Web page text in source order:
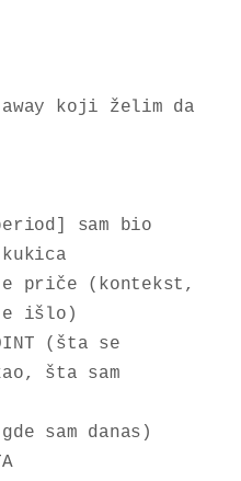
koji želim da
sam bio
priče (kontekst,
išlo)
(šta se
šta sam
sam danas)